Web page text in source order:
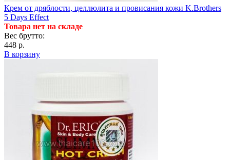
Крем от дряблости, целлюлита и провисания кожи K.Brothers
5 Days Effect
Товара нет на складе
Вес брутто:
448 р.
В корзину